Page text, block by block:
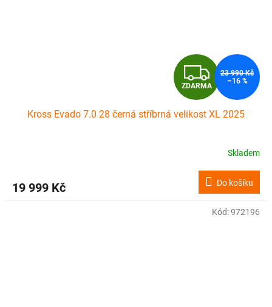
Z
D
A
M
A
ZDARMA
23 990 Kč
–16 %
Kross Evado 7.0 28 černá stříbrná velikost XL 2025
Skladem
19 999 Kč Do košíku
Kód:972196